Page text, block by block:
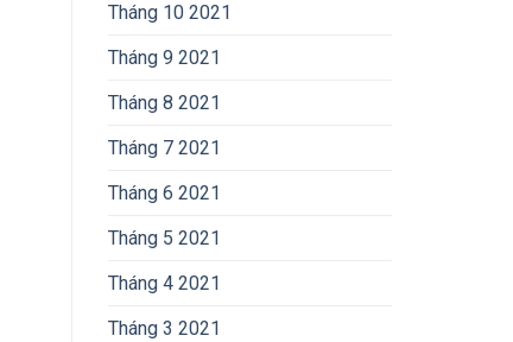
Tháng 10 2021
Tháng 9 2021
Tháng 8 2021
Tháng 7 2021
Tháng 6 2021
Tháng 5 2021
Tháng 4 2021
Tháng 3 2021